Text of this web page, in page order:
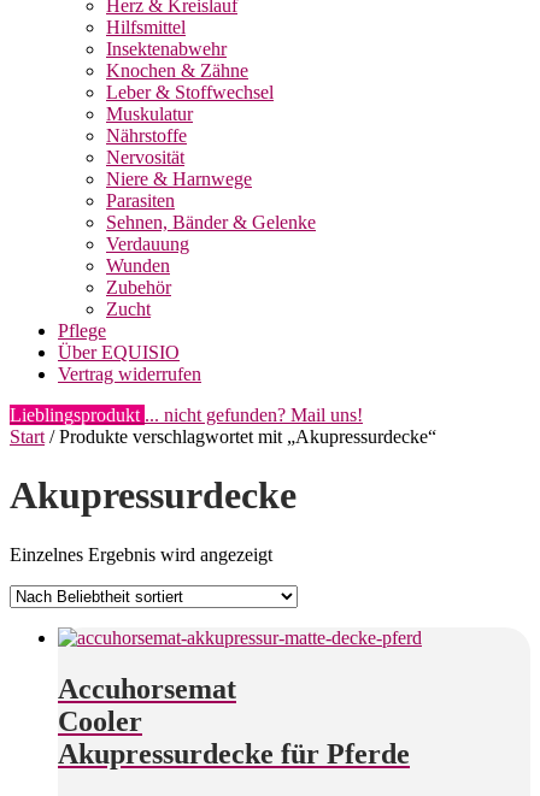
Herz & Kreislauf
Hilfsmittel
Insektenabwehr
Knochen & Zähne
Leber & Stoffwechsel
Muskulatur
Nährstoffe
Nervosität
Niere & Harnwege
Parasiten
Sehnen, Bänder & Gelenke
Verdauung
Wunden
Zubehör
Zucht
Pflege
Über EQUISIO
Vertrag widerrufen
Lieblingsprodukt ... nicht gefunden? Mail uns!
Start / Produkte verschlagwortet mit „Akupressurdecke“
Akupressurdecke
Einzelnes Ergebnis wird angezeigt
Accuhorsemat
Cooler
Akupressurdecke für Pferde